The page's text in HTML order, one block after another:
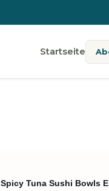
Startseite
Spicy Tuna Sushi Bowls